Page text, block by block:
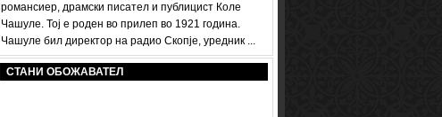
романсиер, драмски писател и публицист Коле
Чашуле. Тој е роден во прилеп во 1921 година.
Чашуле бил директор на радио Скопје, уредник ...
СТАНИ ОБОЖАВАТЕЛ